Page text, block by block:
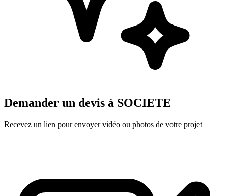
Demander un devis à SOCIETE
Recevez un lien pour envoyer vidéo ou photos de votre projet